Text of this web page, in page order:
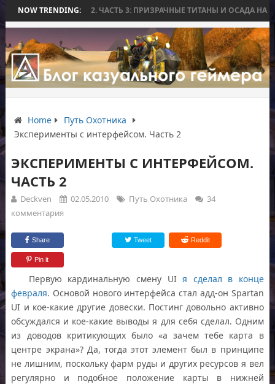
NOW TRENDING:
WAR BEE 2. ЧАСТЬ 3: ПРИЗРАЧНЫЕ ТИТАНЫ И ОСАДА НА ИЗМОР
Home
Путь Охотника
Эксперименты с интерфейсом. Часть 2
ЭКСПЕРИМЕНТЫ С ИНТЕРФЕЙСОМ.
ЧАСТЬ 2
Deckven 02.05.2010 Путь Охотника
34
комментария
Share Tweet Reddit
Pin it
Первую кардинальную смену UIя сделал в конце
февраля. Основой нового интерфейса стал адд-он Spartan
UI и кое-какие другие довески. Постинг довольно активно
обсуждался и кое-какие выводы я для себя сделал. Одним
из доводов критикующих было «а зачем тебе карта в
центре экрана»? Да, тогда этот элемент был в принципе
не лишним, поскольку фарм руды и других ресурсов я вел
регулярно и подобное положение карты в нижней